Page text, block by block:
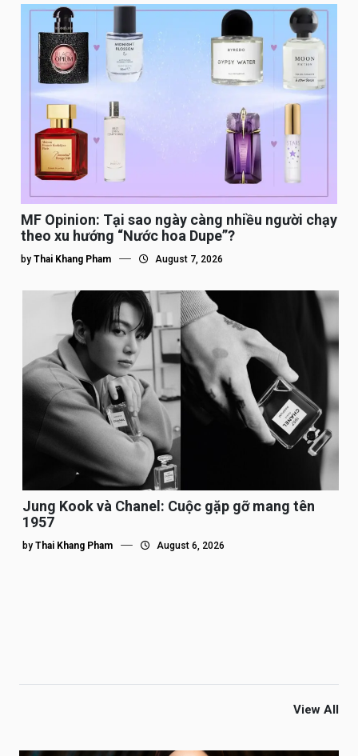
MF Opinion: Tại sao ngày càng nhiều người chạy
theo xu hướng “Nước hoa Dupe”?
by Thai Khang Pham August 7, 2026
Jung Kook và Chanel: Cuộc gặp gỡ mang tên
1957
by Thai Khang Pham August 6, 2026
View All